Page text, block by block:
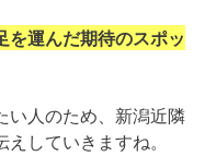
を運んだ期待のスポッ
い人のため、新潟近隣
していきますね。